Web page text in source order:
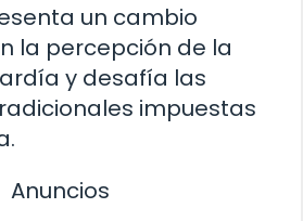
un cambio
la percepción de la
y desafía las
impuestas
Anuncios